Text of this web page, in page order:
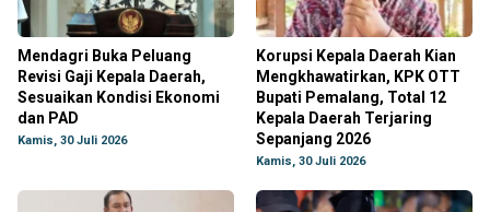
Mendagri Buka Peluang
Revisi Gaji Kepala Daerah,
Sesuaikan Kondisi Ekonomi
dan PAD
Kamis, 30 Juli 2026
Korupsi Kepala Daerah Kian
Mengkhawatirkan, KPK OTT
Bupati Pemalang, Total 12
Kepala Daerah Terjaring
Sepanjang 2026
Kamis, 30 Juli 2026